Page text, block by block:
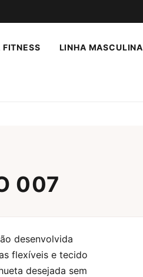
FITNESS LINHA MASCULINA
007
desenvolvida
flexíveis e tecido
desejada sem